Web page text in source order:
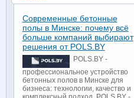
Современные бетонные
полы в Минске: почему всё
больше компаний выбирают
решения от POLS.BY
POLS.BY -
профессиональное устройство
бетонных полов в Минске для
бизнеса: технологии, качество и